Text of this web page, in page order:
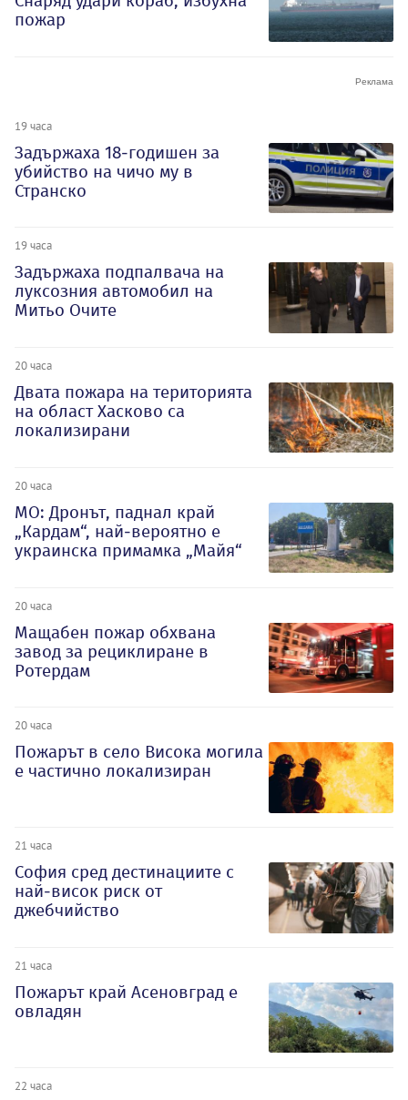
пожар
19 часа
Задържаха 18-годишен за
убийство на чичо му в
Странско
19 часа
Задържаха подпалвача на
луксозния автомобил на
Митьо Очите
20 часа
Двата пожара на територията
на област Хасково са
локализирани
20 часа
МО: Дронът, паднал край
„Кардам“, най-вероятно е
украинска примамка „Майя“
20 часа
Мащабен пожар обхвана
завод за рециклиране в
Ротердам
20 часа
Пожарът в село Висока могила
е частично локализиран
21 часа
София сред дестинациите с
най-висок риск от
джебчийство
21 часа
Пожарът край Асеновград е
овладян
22 часа